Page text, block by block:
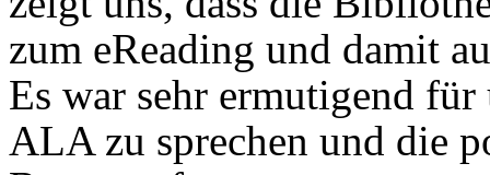
zum eReading und damit
Es war sehr ermutigend
ALA zu sprechen und die